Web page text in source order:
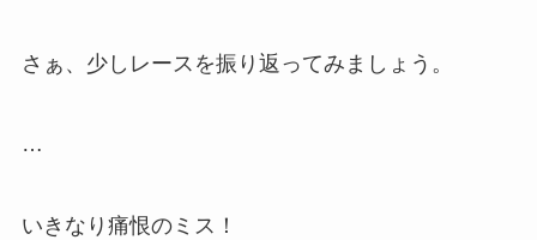
さぁ、少しレースを振り返ってみましょう。
…
いきなり痛恨のミス！